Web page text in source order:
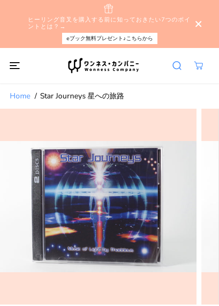
ヒーリング音叉を購入する前に知っておきたい7つのポイ
ントとは？→
eブック無料プレゼント♪こちらから
Home Star Journeys 星への旅路